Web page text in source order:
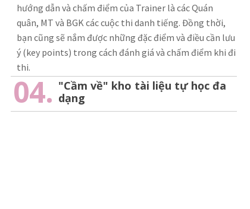
hướng dẫn và chấm điểm của Trainer là các Quán
quân, MT và BGK các cuộc thi danh tiếng. Đồng thời,
bạn cũng sẽ nắm được những đặc điểm và điều cần lưu
ý (key points) trong cách đánh giá và chấm điểm khi đi
thi.
04. "Cầm về" kho tài liệu tự học đa
dạng